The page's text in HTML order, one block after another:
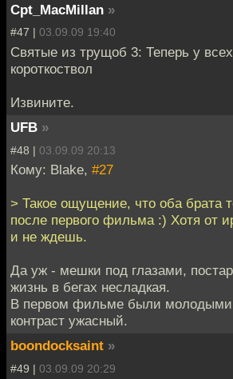
Cpt_MacMillan »
#47 | 03.09.09 19:40
Святые из трущоб 3: Теперь у
короткоствол
Извините.
UFB »
#48 | 03.09.09 20:13
Кому: Blake, #27
> Такое ощущение, что оба брата
после первого фильма :) Хотя от
и не ждешь.
Да уж - мешки под глазами,
жизнь в бегах несладкая.
В первом фильме были молодыми
контраст ужасный.
boondocksaint »
#49 | 03.09.09 20:29